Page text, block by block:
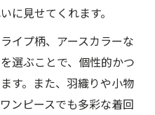
に見せてくれます。
イプ柄、アースカラーな
選ぶことで、個性的かつ
す。また、羽織りや小物
ンピースでも多彩な着回